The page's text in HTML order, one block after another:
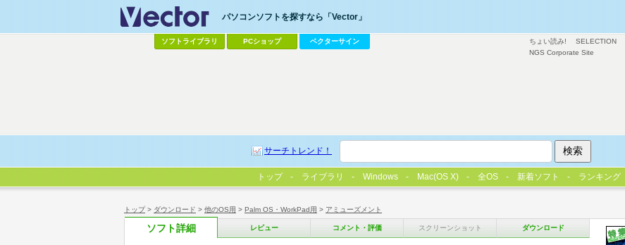
トップ> ダウンロード > 他のOS用 > Palm OS・WorkPad用 > アミューズメント
ソフト詳細 レビュー コメント・評価 スクリーンショット ダウンロード
ちょい読み! SELECTION
NGS Corporate Site
パソコンソフトを探すなら「Vector」
ソフトライブラリ PCショップ ベクターサイン
サーチトレンド！
トップ ライブラリ Windows Mac(OS X) 全OS 新着ソフト ランキング